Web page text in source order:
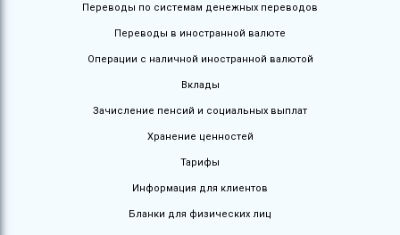
Переводы по системам денежных переводов
Переводы в иностранной валюте
Операции с наличной иностранной валютой
Вклады
Зачисление пенсий и социальных выплат
Хранение ценностей
Тарифы
Информация для клиентов
Бланки для физических лиц